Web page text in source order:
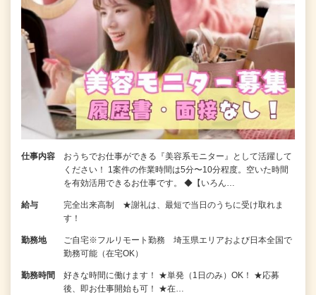
仕事内容
おうちでお仕事ができる『美容系モニター』として活躍して
ください！ 1案件の作業時間は5分〜10分程度。空いた時間
を有効活用できるお仕事です。 ◆【いろん…
給与
完全出来高制 ★謝礼は、最短で当日のうちに受け取れま
す！
勤務地
ご自宅※フルリモート勤務 埼玉県エリアおよび日本全国で
勤務可能（在宅OK）
勤務時間
好きな時間に働けます！ ★単発（1日のみ）OK！ ★応募
後、即お仕事開始も可！ ★在…